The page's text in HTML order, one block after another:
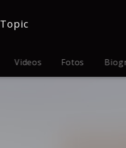
Topic
Videos Fotos